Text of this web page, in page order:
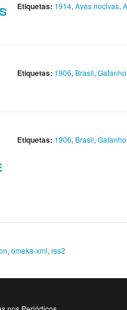
Etiquetas: 1914, Aves nocivas,
Etiquetas: 1906, Brasil,
Etiquetas: 1906, Brasil,
, omeka-xml, rss2